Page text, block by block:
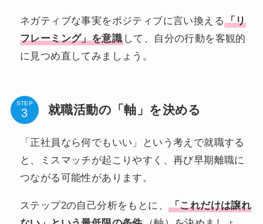
ネガティブな事実をポジティブに言い換える 「リ
フレーミング」を意識して、自分の行動を客観的
に見つめ直してみましょう。
STEP 就職活動の「軸」を決める
「正社員なら何でもいい」という考えで就職する
と、ミスマッチが起こりやすく、再び早期離職に
つながる可能性があります。
ステップ2の自己分析をもとに、
「これだけは譲れ